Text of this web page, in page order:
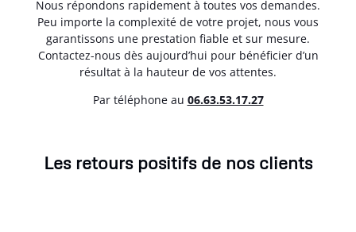
Nous répondons rapidement à toutes vos demandes.
Peu importe la complexité de votre projet, nous vous
garantissons une prestation fiable et sur mesure.
Contactez-nous dès aujourd’hui pour bénéficier d’un
résultat à la hauteur de vos attentes.
Par téléphone au 06.63.53.17.27
Les retours positifs de nos clients